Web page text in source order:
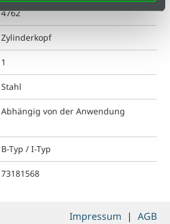
4762
Zylinderkopf
1
Stahl
Abhängig von der Anwendung
B-Typ / I-Typ
73181568
Impressum | AGB